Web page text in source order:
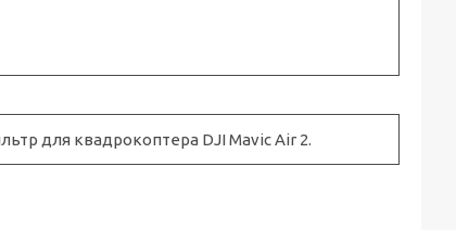
для квадрокоптера DJI Mavic Air 2.